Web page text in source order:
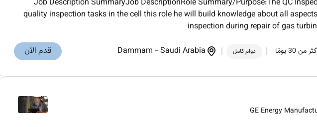
Job Description SummaryJob DescriptionRole Summary/Purpose:The QC
quality inspection tasks in the cell this role he will build knowledge about all
inspection during repair of gas
30 يومًا دوام كامل Dammam -Saudi Arabia قدم الآن
GE Energy